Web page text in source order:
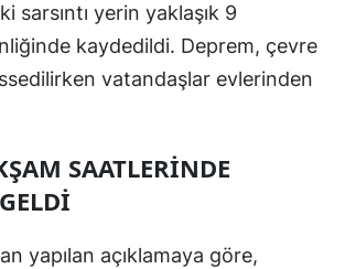
Erzurum
Eskişehir
Giresun
Hakkari
sarsıntı yerin yaklaşık 9
kaydedildi. Deprem, çevre
vatandaşlar evlerinden
SAATLERINDE
yapılan açıklamaya göre,